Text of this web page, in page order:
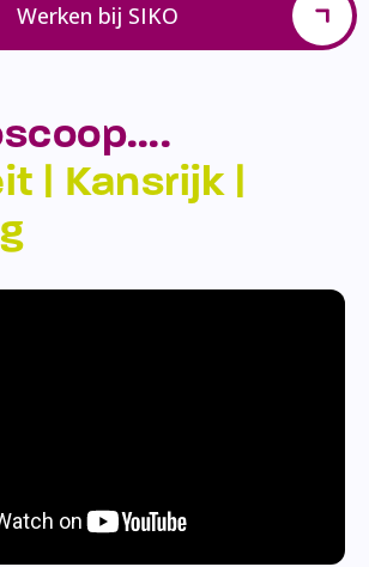
Werken bij SIKO
| Kansrijk |